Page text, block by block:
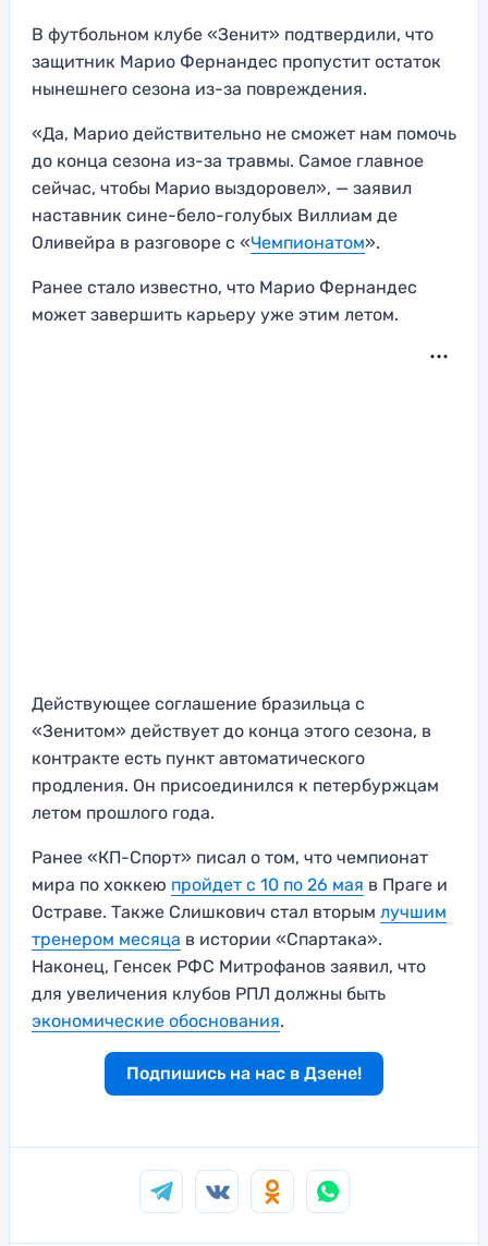
В футбольном клубе «Зенит» подтвердили, что
защитник Марио Фернандес пропустит остаток
нынешнего сезона из-за повреждения.
«Да, Марио действительно не сможет нам помочь
до конца сезона из-за травмы. Самое главное
сейчас, чтобы Марио выздоровел», — заявил
наставник сине-бело-голубых Виллиам де
Оливейра в разговоре с «Чемпионатом».
Ранее стало известно, что Марио Фернандес
может завершить карьеру уже этим летом.
Действующее соглашение бразильца с
«Зенитом» действует до конца этого сезона, в
контракте есть пункт автоматического
продления. Он присоединился к петербуржцам
летом прошлого года.
Ранее «КП-Спорт» писал о том, что чемпионат
мира по хоккею пройдет с 10 по 26 мая в Праге и
Остраве. Также Слишкович стал вторым лучшим
тренером месяца в истории «Спартака».
Наконец, Генсек РФС Митрофанов заявил, что
для увеличения клубов РПЛ должны быть
экономические обоснования.
Подпишись на нас в Дзене!